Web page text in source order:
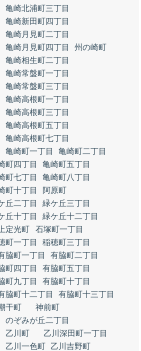
亀崎北浦町三丁目
亀崎新田町四丁目
亀崎月見町二丁目
亀崎月見町四丁目
州の崎町
亀崎相生町二丁目
亀崎常盤町一丁目
亀崎常盤町三丁目
亀崎高根町一丁目
亀崎高根町三丁目
亀崎高根町五丁目
亀崎高根町七丁目
亀崎町一丁目
亀崎町二丁目
町四丁目
亀崎町五丁目
町七丁目
亀崎町八丁目
町十丁目
阿原町
丘二丁目
緑ケ丘三丁目
丘十丁目
緑ケ丘十二丁目
上定光町
石塚町一丁目
町一丁目
稲穂町三丁目
脇町一丁目
有脇町二丁目
町四丁目
有脇町五丁目
町九丁目
有脇町十丁目
脇町十二丁目
有脇町十三丁目
干町
神前町
のぞみが丘二丁目
乙川町
乙川深田町一丁目
乙川一色町
乙川吉野町